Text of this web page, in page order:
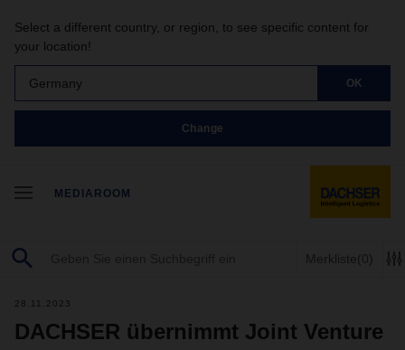
Select a different country, or region, to see specific content for
your location!
Germany OK
Change
MEDIAROOM
Merkliste(0)
28.11.2023
DACHSER übernimmt Joint Venture